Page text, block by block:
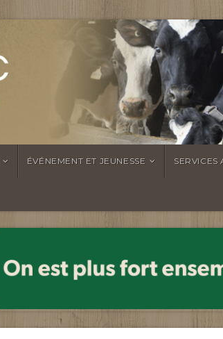
ÉVÉNEMENT ET JEUNESSE SERVICES